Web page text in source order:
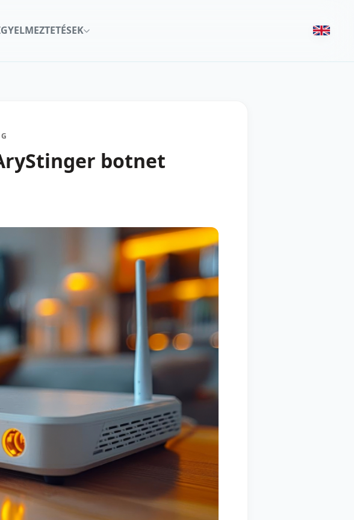
botnet